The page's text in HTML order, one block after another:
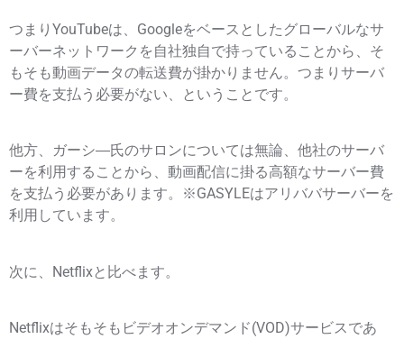
つまりYouTubeは、Googleをベースとしたグローバルなサ
ーバーネットワークを自社独自で持っていることから、そ
もそも動画データの転送費が掛かりません。つまりサーバ
ー費を支払う必要がない、ということです。
他方、ガーシ―氏のサロンについては無論、他社のサーバ
ーを利用することから、動画配信に掛る高額なサーバー費
を支払う必要があります。※GASYLEはアリババサーバーを
利用しています。
次に、Netflixと比べます。
Netflixはそもそもビデオオンデマンド(VOD)サービスであ